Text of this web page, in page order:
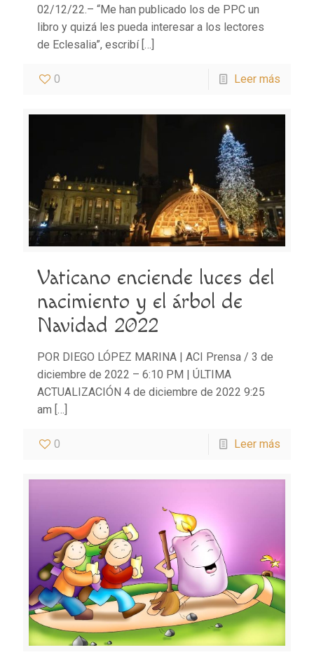
02/12/22.– “Me han publicado los de PPC un
libro y quizá les pueda interesar a los lectores
de Eclesalia”, escribí[…]
0 Leer más
Vaticano enciende luces del
nacimiento y el árbol de
Navidad 2022
POR DIEGO LÓPEZ MARINA | ACI Prensa / 3 de
diciembre de 2022 – 6:10 PM | ÚLTIMA
ACTUALIZACIÓN 4 de diciembre de 2022 9:25
am […]
0 Leer más